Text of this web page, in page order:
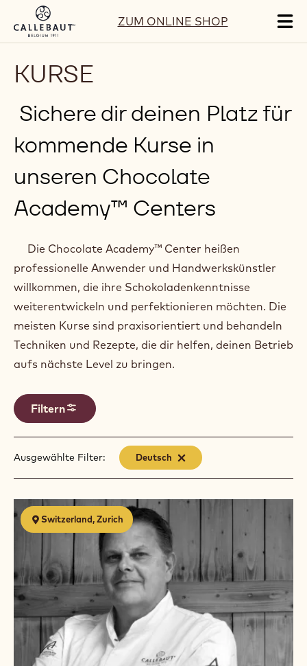
Skip to main contentZUM ONLINE SHOP
KURSE
Sichere dir deinen Platz für
kommende Kurse in
unseren Chocolate
Academy™ Centers
Die Chocolate Academy™ Center heißen
professionelle Anwender und Handwerkskünstler
willkommen, die ihre Schokoladenkenntnisse
weiterentwickeln und perfektionieren möchten. Die
meisten Kurse sind praxisorientiert und behandeln
Techniken und Rezepte, die dir helfen, deinen Betrieb
aufs nächste Level zu bringen.
Filtern
Ausgewählte Filter: Deutsch
remove
ResultsSwitzerland, Zurich
Schaustück
Kurs
Lernende
2026
/
Kurs
1